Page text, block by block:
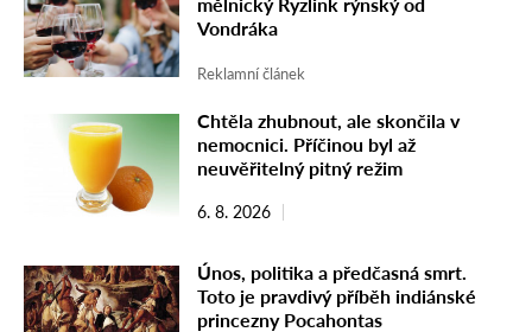
Vondráka
Reklamní článek
Chtěla zhubnout, ale skončila v
nemocnici. Příčinou byl až
neuvěřitelný pitný režim
6. 8. 2026
Únos, politika a předčasná smrt.
Toto je pravdivý příběh indiánské
princezny Pocahontas